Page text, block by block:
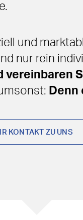
und
nur rein
vereinbaren
Denn
KONTAKT ZU UNS